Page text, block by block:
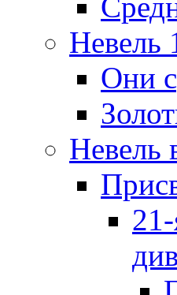
Невель
Они
Невель